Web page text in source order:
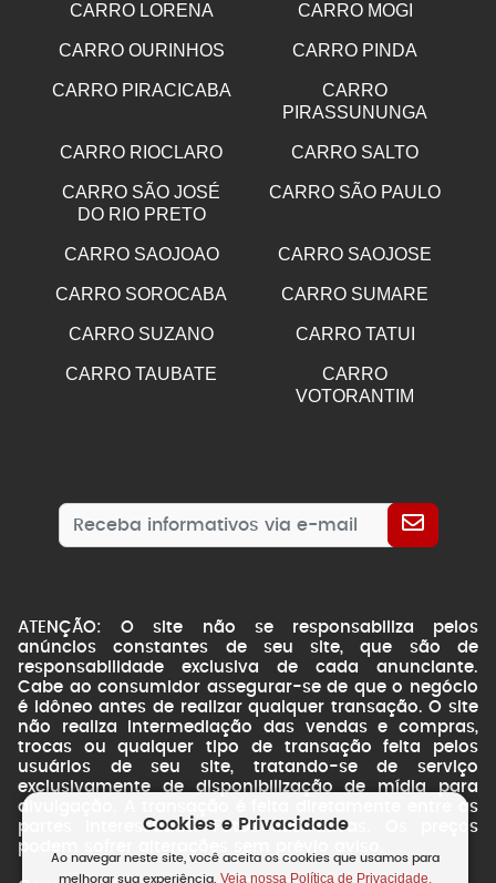
CARRO LORENA CARRO MOGI
CARRO OURINHOS CARRO PINDA
CARRO PIRACICABA
CARRO
PIRASSUNUNGA
CARRO RIOCLARO CARRO SALTO
CARRO SÃO JOSÉ
DO RIO PRETO
CARRO SÃO PAULO
CARRO SAOJOAO CARRO SAOJOSE
CARRO SOROCABA CARRO SUMARE
CARRO SUZANO CARRO TATUI
CARRO TAUBATE
CARRO
VOTORANTIM
ATENÇÃO: O site não se responsabiliza pelos
anúncios constantes de seu site, que são de
responsabilidade exclusiva de cada anunciante.
Cabe ao consumidor assegurar-se de que o negócio
é idôneo antes de realizar qualquer transação. O site
não realiza intermediação das vendas e compras,
trocas ou qualquer tipo de transação feita pelos
usuários de seu site, tratando-se de serviço
exclusivamente de disponibilização de mídia para
divulgação. A transação é feita diretamente entre as
partes interessadas. Fotos ilustrativas. Os preços
podem sofrer alterações sem prévio aviso.
Cookies e Privacidade
Ao navegar neste site, você aceita os cookies que usamos para
melhorar sua experiência.Veja nossa Política de Privacidade.